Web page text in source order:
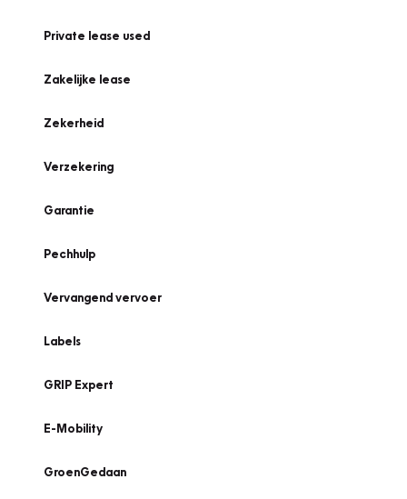
Private lease used
Zakelijke lease
Zekerheid
Verzekering
Garantie
Pechhulp
Vervangend vervoer
Labels
GRIP Expert
E-Mobility
GroenGedaan